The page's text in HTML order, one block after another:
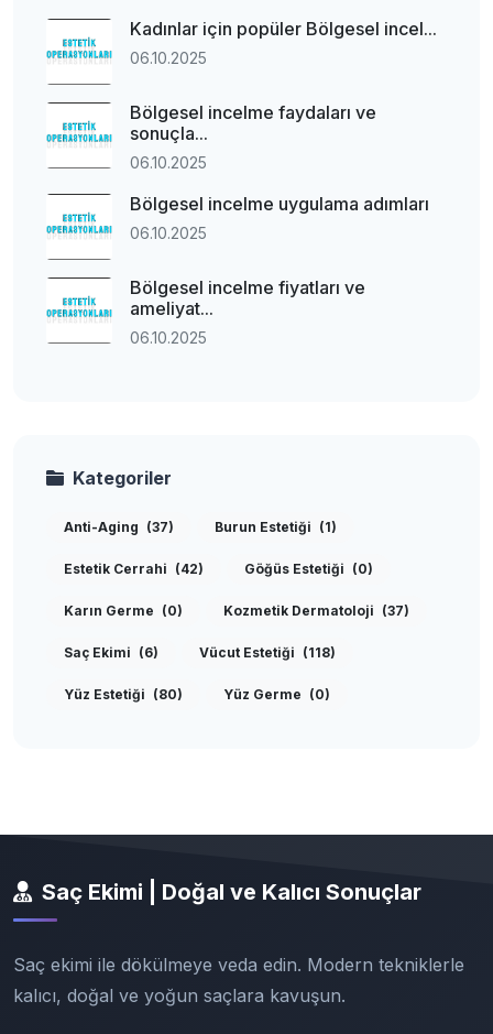
Kadınlar için popüler Bölgesel incel...
06.10.2025
Bölgesel incelme faydaları ve
sonuçla...
06.10.2025
Bölgesel incelme uygulama adımları
06.10.2025
Bölgesel incelme fiyatları ve
ameliyat...
06.10.2025
Kategoriler
Anti-Aging (37) Burun Estetiği (1)
Estetik Cerrahi (42) Göğüs Estetiği (0)
Karın Germe (0) Kozmetik Dermatoloji (37)
Saç Ekimi (6) Vücut Estetiği (118)
Yüz Estetiği (80) Yüz Germe (0)
Saç Ekimi | Doğal ve Kalıcı Sonuçlar
Saç ekimi ile dökülmeye veda edin. Modern tekniklerle
kalıcı, doğal ve yoğun saçlara kavuşun.